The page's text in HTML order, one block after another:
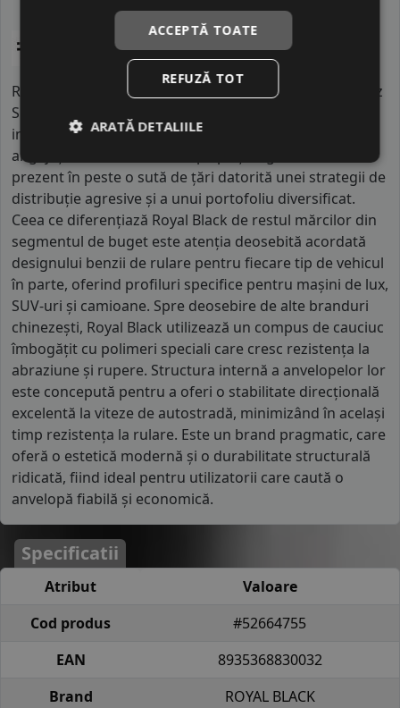
Royal Black este o marcă de referință a grupului chinez
Shandong Haohua Tire, fiind produsă în facilități
industriale imense unde activează peste cinci mii de
angajați. Brandul activează pe piețele globale, fiind
prezent în peste o sută de țări datorită unei strategii de
distribuție agresive și a unui portofoliu diversificat.
Ceea ce diferențiază Royal Black de restul mărcilor din
segmentul de buget este atenția deosebită acordată
designului benzii de rulare pentru fiecare tip de vehicul
în parte, oferind profiluri specifice pentru mașini de lux,
SUV-uri și camioane. Spre deosebire de alte branduri
chinezești, Royal Black utilizează un compus de cauciuc
îmbogățit cu polimeri speciali care cresc rezistența la
abraziune și rupere. Structura internă a anvelopelor lor
este concepută pentru a oferi o stabilitate direcțională
excelentă la viteze de autostradă, minimizând în același
timp rezistența la rulare. Este un brand pragmatic, care
oferă o estetică modernă și o durabilitate structurală
ridicată, fiind ideal pentru utilizatorii care caută o
anvelopă fiabilă și economică.
Specificatii
Atribut
Valoare
Cod produs
#52664755
EAN
8935368830032
Brand
ROYAL BLACK
ACCEPTĂ TOATE
REFUZĂ TOT
ARATĂ DETALIILE